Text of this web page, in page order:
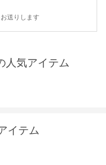
送りします
人気アイテム
イテム